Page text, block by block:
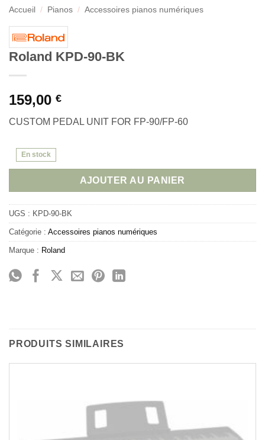
Accueil / Pianos / Accessoires pianos numériques
Roland KPD-90-BK
159,00 €
CUSTOM PEDAL UNIT FOR FP-90/FP-60
En stock
AJOUTER AU PANIER
UGS : KPD-90-BK
Catégorie : Accessoires pianos numériques
Marque : Roland
PRODUITS SIMILAIRES